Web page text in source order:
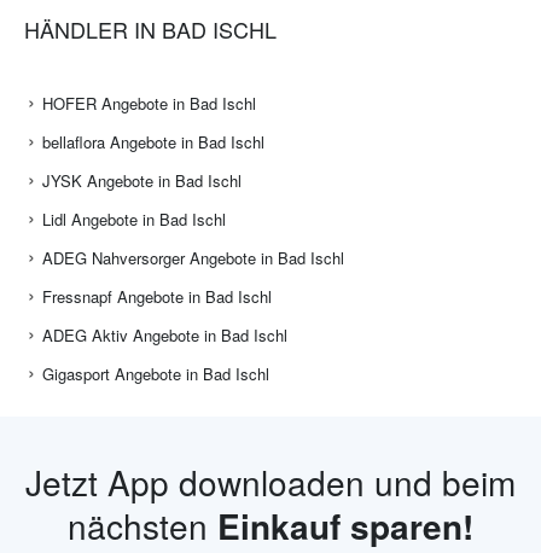
HÄNDLER IN BAD ISCHL
HOFER Angebote in Bad Ischl
bellaflora Angebote in Bad Ischl
JYSK Angebote in Bad Ischl
Lidl Angebote in Bad Ischl
ADEG Nahversorger Angebote in Bad Ischl
Fressnapf Angebote in Bad Ischl
ADEG Aktiv Angebote in Bad Ischl
Gigasport Angebote in Bad Ischl
Jetzt App downloaden und beim
nächsten Einkauf sparen!